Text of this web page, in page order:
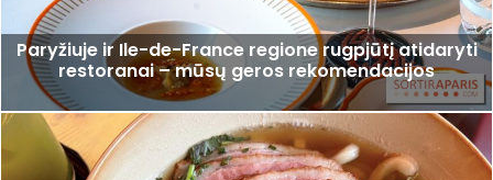
Paryžiuje ir Ile-de-France regione rugpjūtį atidaryti
restoranai – mūsų geros rekomendacijos